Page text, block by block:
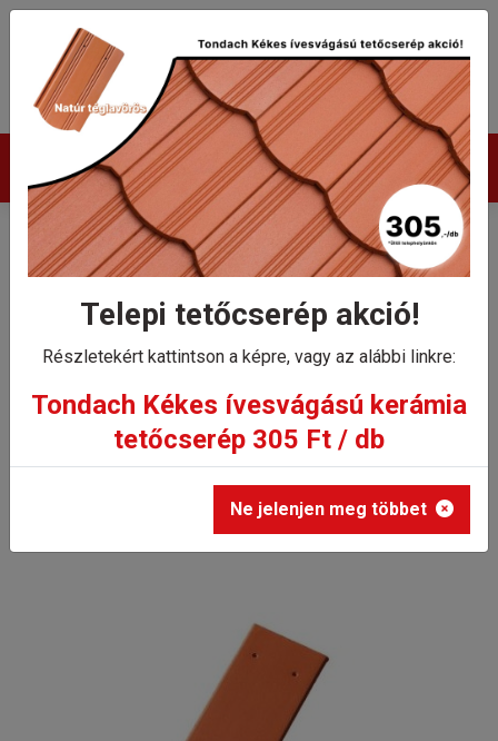
Termékek
Tondach Hódfarkú
félkörívesvágású 3/4-es
cserép
Kezdőlap
Tondach Hódfarkú félkörívesvágású 3/4-es cserép
Telepi tetőcserép akció!
Részletekért kattintson a képre, vagy az alábbi linkre:
Tondach Kékes ívesvágású kerámia
tetőcserép 305 Ft / db
Ne jelenjen meg többet